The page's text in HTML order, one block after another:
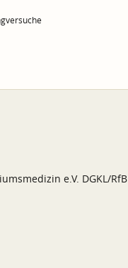
e.V. DGKL/RfB